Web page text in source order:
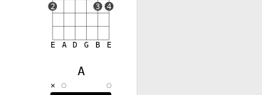
E A D G B E
2
3
4
A
✕